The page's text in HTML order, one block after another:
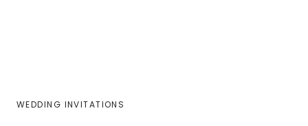
WEDDING INVITATIONS